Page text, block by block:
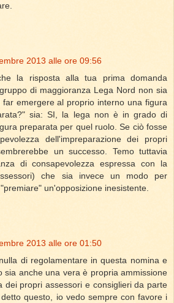
2013 alle ore 09:56
la risposta alla tua prima domanda
di maggioranza Lega Nord non sia
emergere al proprio interno una figura
sia: SI, la lega non è in grado di
preparata per quel ruolo. Se ciò fosse
dell'impreparazione dei propri
un successo. Temo tuttavia
di consapevolezza espressa con la
che sia invece un modo per
un'opposizione inesistente.
2013 alle ore 01:50
di regolamentare in questa nomina e
sia anche una vera è propria ammissione
dei propri assessori e consiglieri da parte
questo, io vedo sempre con favore i